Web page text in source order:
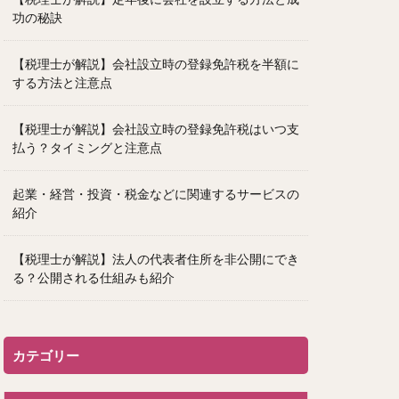
功の秘訣
【税理士が解説】会社設立時の登録免許税を半額に
する方法と注意点
【税理士が解説】会社設立時の登録免許税はいつ支
払う？タイミングと注意点
起業・経営・投資・税金などに関連するサービスの
紹介
【税理士が解説】法人の代表者住所を非公開にでき
る？公開される仕組みも紹介
カテゴリー